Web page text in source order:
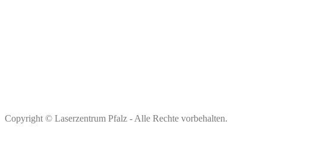
Copyright © Laserzentrum Pfalz - Alle Rechte vorbehalten.